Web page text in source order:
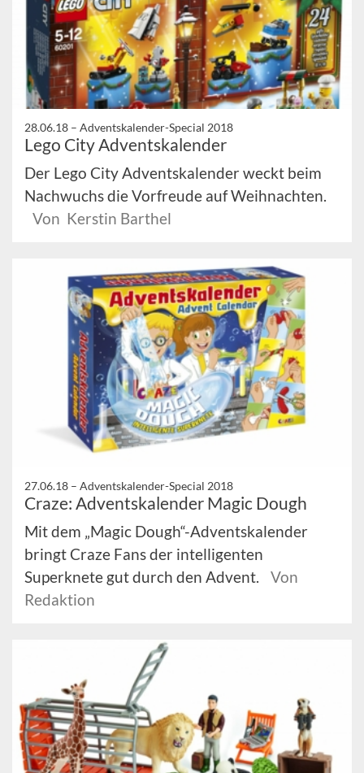
28.06.18 – Adventskalender-Special 2018
Lego City Adventskalender
Der Lego City Adventskalender weckt beim
Nachwuchs die Vorfreude auf Weihnachten.
Von Kerstin Barthel
27.06.18 – Adventskalender-Special 2018
Craze: Adventskalender Magic Dough
Mit dem „Magic Dough“-Adventskalender
bringt Craze Fans der intelligenten
Superknete gut durch den Advent.
Von
Redaktion